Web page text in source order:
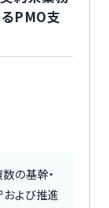
PMO支
の基幹・
よび推進